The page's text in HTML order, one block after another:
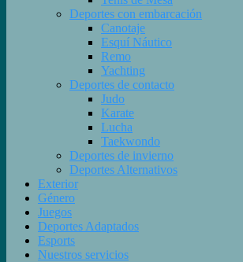
Deportes con embarcación
Canotaje
Esquí Náutico
Remo
Yachting
Deportes de contacto
Judo
Karate
Lucha
Taekwondo
Deportes de invierno
Deportes Alternativos
Exterior
Género
Juegos
Deportes Adaptados
Esports
Nuestros servicios